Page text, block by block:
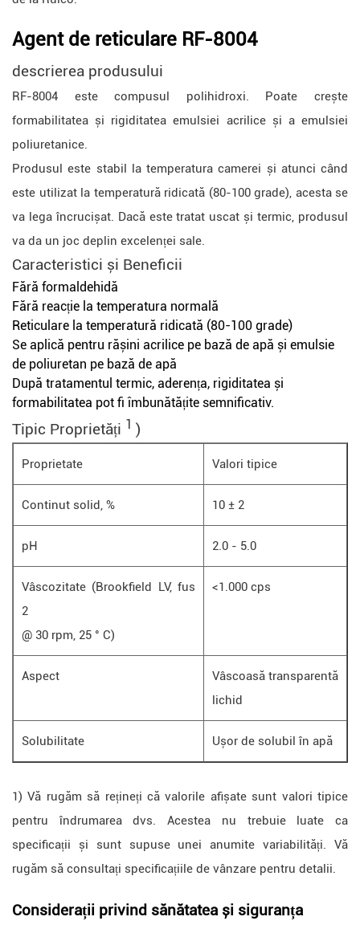
Agent de reticulare RF-8004
descrierea produsului
RF-8004 este compusul polihidroxi. Poate crește
formabilitatea și rigiditatea emulsiei acrilice și a emulsiei
poliuretanice.
Produsul este stabil la temperatura camerei și atunci când
este utilizat la temperatură ridicată (80-100 grade), acesta se
va lega încrucișat. Dacă este tratat uscat și termic, produsul
va da un joc deplin excelenței sale.
Caracteristici și Beneficii
Fără formaldehidă
Fără reacție la temperatura normală
Reticulare la temperatură ridicată (80-100 grade)
Se aplică pentru rășini acrilice pe bază de apă și emulsie
de poliuretan pe bază de apă
După tratamentul termic, aderența, rigiditatea și
formabilitatea pot fi îmbunătățite semnificativ.
Tipic Proprietăți 1 )
Proprietate Valori tipice
Continut solid, % 10 ± 2
pH 2.0 - 5.0
Vâscozitate (Brookfield LV, fus
2
@ 30 rpm, 25 ° C)
<1.000 cps
Aspect
Vâscoasă transparentă
lichid
Solubilitate Ușor de solubil în apă
1) Vă rugăm să rețineți că valorile afișate sunt valori tipice
pentru îndrumarea dvs. Acestea nu trebuie luate ca
specificații și sunt supuse unei anumite variabilități. Vă
rugăm să consultați specificațiile de vânzare pentru detalii.
Considerații privind sănătatea și siguranța